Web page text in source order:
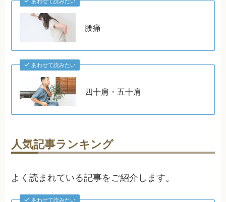
腰痛
あわせて読みたい
四十肩・五十肩
人気記事ランキング
よく読まれている記事をご紹介します。
あわせて読みたい